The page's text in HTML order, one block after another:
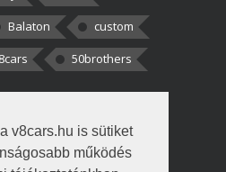
v8cars.hu is sütiket
működés
Balaton
custom
50brothers
Én csak két
tudtam, hogy fél autót,